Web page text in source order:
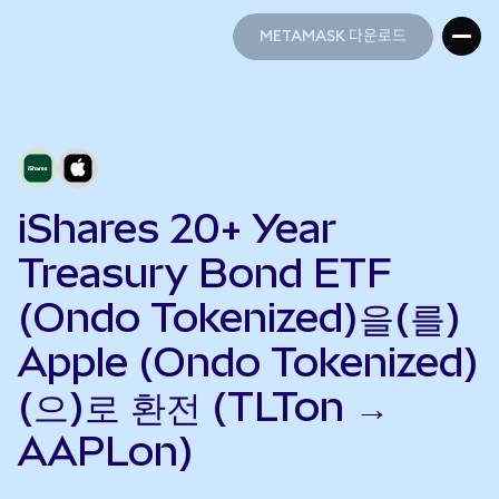
METAMASK 다운로드
iShares 20+ Year
Treasury Bond ETF
(Ondo Tokenized)을(를)
Apple (Ondo Tokenized)
(으)로 환전 (TLTon →
AAPLon)